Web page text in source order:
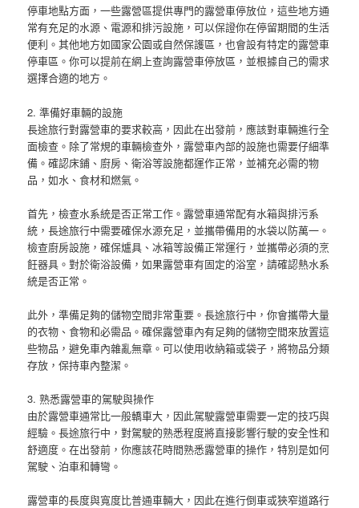
停車地點方面，一些露營區提供專門的露營車停放位，這些地方通
常有充足的水源、電源和排污設施，可以保證你在停留期間的生活
便利。其他地方如國家公園或自然保護區，也會設有特定的露營車
停車區。你可以提前在網上查詢露營車停放區，並根據自己的需求
選擇合適的地方。
2. 準備好車輛的設施
長途旅行對露營車的要求較高，因此在出發前，應該對車輛進行全
面檢查。除了常規的車輛檢查外，露營車內部的設施也需要仔細準
備。確認床鋪、廚房、衛浴等設施都運作正常，並補充必需的物
品，如水、食材和燃氣。
首先，檢查水系統是否正常工作。露營車通常配有水箱與排污系
統，長途旅行中需要確保水源充足，並攜帶備用的水袋以防萬一。
檢查廚房設施，確保爐具、冰箱等設備正常運行，並攜帶必須的烹
飪器具。對於衛浴設備，如果露營車有固定的浴室，請確認熱水系
統是否正常。
此外，準備足夠的儲物空間非常重要。長途旅行中，你會攜帶大量
的衣物、食物和必需品。確保露營車內有足夠的儲物空間來放置這
些物品，避免車內雜亂無章。可以使用收納箱或袋子，將物品分類
存放，保持車內整潔。
3. 熟悉露營車的駕駛與操作
由於露營車通常比一般轎車大，因此駕駛露營車需要一定的技巧與
經驗。長途旅行中，對駕駛的熟悉程度將直接影響行駛的安全性和
舒適度。在出發前，你應該花時間熟悉露營車的操作，特別是如何
駕駛、泊車和轉彎。
露營車的長度與寬度比普通車輛大，因此在進行倒車或狹窄道路行